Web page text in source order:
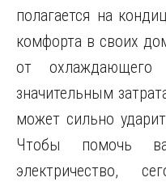
полагается на
комфорта в своих
от охлаждающего
значительным
может сильно
Чтобы помочь
электричество,